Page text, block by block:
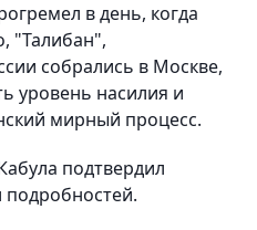
в день, когда
"Талибан",
собрались в Москве,
уровень насилия и
мирный процесс.
подтвердил